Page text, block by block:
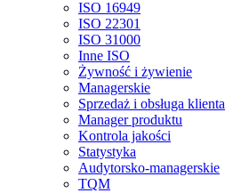
ISO 16949
ISO 22301
ISO 31000
Inne ISO
Żywność i żywienie
Managerskie
Sprzedaż i obsługa klienta
Manager produktu
Kontrola jakości
Statystyka
Audytorsko-managerskie
TQM